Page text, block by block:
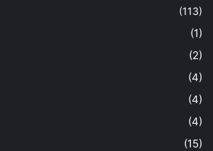
(113)
(1)
(2)
(4)
(4)
(4)
(15)